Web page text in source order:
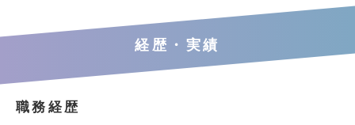
経歴・実績
職務経歴